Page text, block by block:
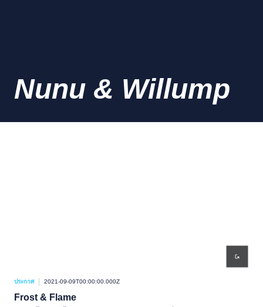
Nunu & Willump
ประกาศ 2021-09-09T00:00:00.000Z
Frost & Flame